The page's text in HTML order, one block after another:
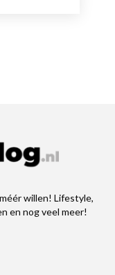
willen! Lifestyle,
en nog veel meer!